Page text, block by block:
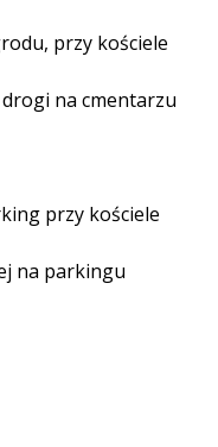
przy kościele
na cmentarzu
przy kościele
na parkingu